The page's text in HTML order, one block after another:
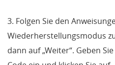
3. Folgen Sie den
Wiederherstellungsmodus
dann auf „Weiter“. Geben